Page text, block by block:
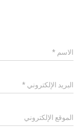
الاسم *
البريد الإلكتروني *
الموقع الإلكتروني